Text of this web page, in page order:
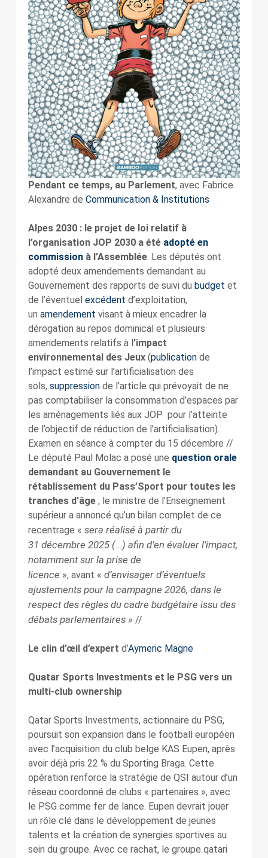
Pendant ce temps, au Parlement, avec Fabrice
Alexandre de Communication & Institutions
Alpes 2030 : le projet de loi relatif à
l’organisation JOP 2030 a été adopté en
commissionà l’Assemblée. Les députés ont
adopté deux amendements demandant au
Gouvernement des rapports de suivi du budget et
de l’éventuel excédent d’exploitation,
un amendement visant à mieux encadrer la
dérogation au repos dominical et plusieurs
amendements relatifs à l ’impact
environnemental des Jeux(publicationde
l’impact estimé sur l’artificialisation des
sols, suppressionde l’article qui prévoyait de ne
pas comptabiliser la consommation d’espaces par
les aménagements liés aux JOP pour l’atteinte
de l’objectif de réduction de l’artificialisation).
Examen en séance à compter du 15 décembre //
Le député Paul Molac a posé une question orale
demandant au Gouvernement le
rétablissement du Pass’Sport pour toutes les
tranches d’âge; le ministre de l’Enseignement
supérieur a annoncé qu’un bilan complet de ce
recentrage « sera réalisé à partir du
31 décembre 2025 (…) afin d’en évaluer l’impact,
notamment sur la prise de
licence », avant « d’envisager d’éventuels
ajustements pour la campagne 2026, dans le
respect des règles du cadre budgétaire issu des
débats parlementaires » //
Le clin d’œil d’expert d’Aymeric Magne
Quatar Sports Investments et le PSG vers un
multi-club ownership
Qatar Sports Investments, actionnaire du PSG,
poursuit son expansion dans le football européen
avec l’acquisition du club belge KAS Eupen, après
avoir déjà pris 22 % du Sporting Braga. Cette
opération renforce la stratégie de QSI autour d’un
réseau coordonné de clubs « partenaires », avec
le PSG comme fer de lance. Eupen devrait jouer
un rôle clé dans le développement de jeunes
talents et la création de synergies sportives au
sein du groupe. Avec ce rachat, le groupe qatari